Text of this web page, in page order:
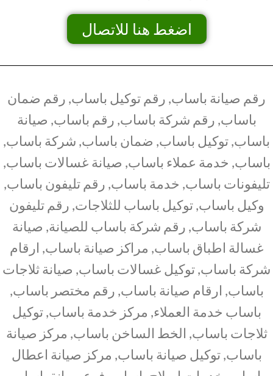
اضغط هنا للاتصال
رقم صيانة باساب, رقم توكيل باساب, رقم ضمان
باساب, رقم شركة باساب, رقم باساب, صيانة
باساب, توكيل باساب, ضمان باساب, شركة باساب,
باساب, خدمة عملاء باساب, صيانة غسالات باساب,
تليفونات باساب, خدمة باساب, رقم تليفون باساب,
وكيل باساب, توكيل باساب للثلاجات, رقم تليفون
شركة باساب, رقم شركة باساب للصيانة, صيانة
غسالة اطباق باساب, مراكز صيانة باساب, ارقام
شركة باساب, توكيل غسالات باساب, صيانة ثلاجات
باساب, ارقام صيانة باساب, رقم مختصر باساب,
باساب خدمة العملاء, مركز خدمة باساب, توكيل
ثلاجات باساب, الخط الساخن باساب, مركز صيانة
باساب, توكيل صيانة باساب, مركز صيانة اعطال